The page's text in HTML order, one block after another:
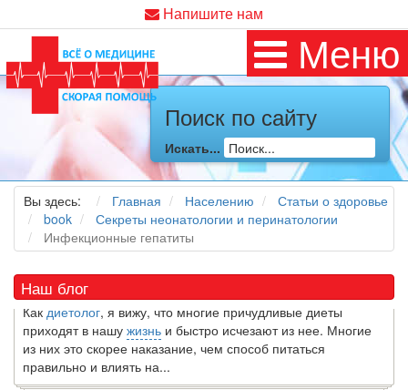
Напишите нам
Меню
Поиск по сайту
Искать...
Вы здесь: Главная Населению
Статьи о здоровье
book
Секреты неонатологии и перинатологии
Инфекционные гепатиты
Наш блог
Как я заболел во время локдауна?
Это странная ситуация: вы соблюдали все меры
предосторожности COVID-19 (вы почти все время дома),
но, тем не менее, вы каким-то образом простудились. Вы
можете задаться...
5 причин обратить внимание на средиземноморскую диету
Какдиетолог, я вижу, что многие причудливые диеты
приходят в нашужизньи быстро исчезают из нее. Многие
из них это скорее наказание, чем способ питаться
правильно и влиять на...